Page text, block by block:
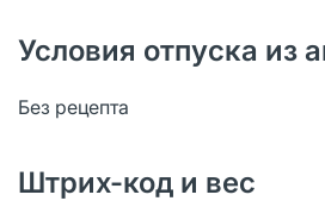
Условия отпуска из
Без рецепта
Штрих-код и вес